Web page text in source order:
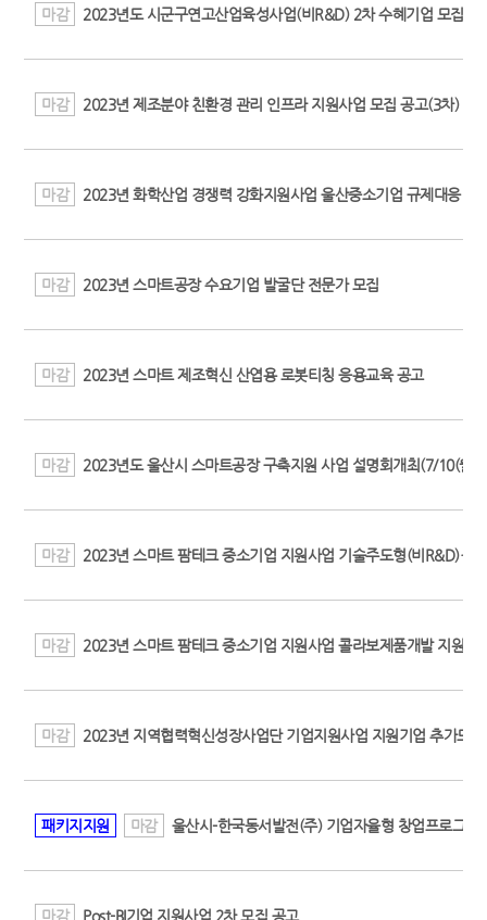
마감 2023년도 시군구연고산업육성사업(비R&D) 2차 수혜기업 모집공
마감 2023년 제조분야 친환경 관리 인프라 지원사업 모집 공고(3차)
마감 2023년 화학산업 경쟁력 강화지원사업 울산중소기업 규제대응 맞
마감 2023년 스마트공장 수요기업 발굴단 전문가 모집
마감 2023년 스마트 제조혁신 산엽용 로봇티칭 응용교육 공고
마감 2023년도 울산시 스마트공장 구축지원 사업 설명회개최(7/10(월),
마감 2023년 스마트 팜테크 중소기업 지원사업 기술주도형(비
마감 2023년 스마트 팜테크 중소기업 지원사업 콜라보제품개발 지원 모
마감 2023년 지역협력혁신성장사업단 기업지원사업 지원기업 추가모
패키지지원 마감 울산시-한국동서발전(주) 기업자율형 창업프로그램
마감 Post-BI기업 지원사업 2차 모집 공고